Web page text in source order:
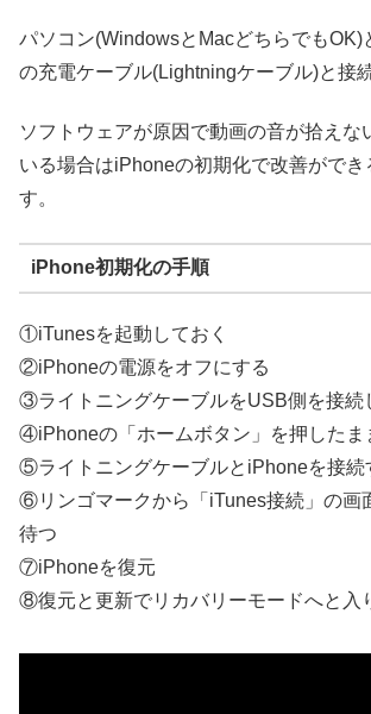
パソコン(WindowsとMacどちらでもOK)
の充電ケーブル(Lightningケーブル)と接
ソフトウェアが原因で動画の音が拾えな
いる場合はiPhoneの初期化で改善ができ
す。
iPhone初期化の手順
①iTunesを起動しておく
②iPhoneの電源をオフにする
③ライトニングケーブルをUSB側を接続
④iPhoneの「ホームボタン」を押したま
⑤ライトニングケーブルとiPhoneを接続
⑥リンゴマークから「iTunes接続」の画
待つ
⑦iPhoneを復元
⑧復元と更新でリカバリーモードへと入